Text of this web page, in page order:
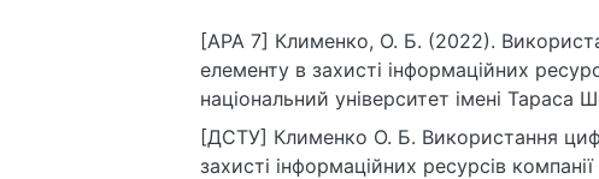
[APA 7] Клименко, О. Б. (2022).
елементу в захисті інформаційних
національний університет імені Тараса
https://ir.library.knu.ua/handle/123456789/
[ДСТУ] Клименко О. Б. Використання
захисті інформаційних ресурсів